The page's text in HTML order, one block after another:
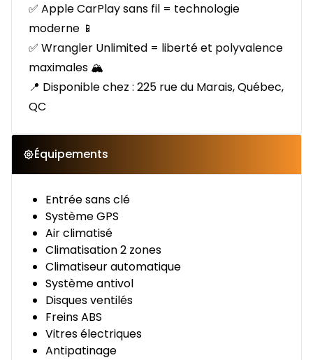
✅ Apple CarPlay sans fil = technologie
moderne 📱
✅ Wrangler Unlimited = liberté et polyvalence
maximales 🏔️
📍 Disponible chez : 225 rue du Marais, Québec,
QC
Équipements
Entrée sans clé
Système GPS
Air climatisé
Climatisation 2 zones
Climatiseur automatique
Système antivol
Disques ventilés
Freins ABS
Vitres électriques
Antipatinage